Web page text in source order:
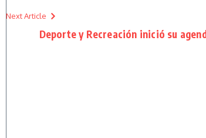
Next Article
Deporte y Recreación inició su